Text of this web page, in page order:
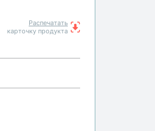
Распечатать
карточку продукта